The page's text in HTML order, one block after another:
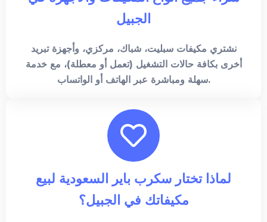
الجبيل
نشتري مكيفات سبليت، شباك، مركزي، وأجهزة تبريد
أخرى بكافة حالات التشغيل (تعمل أو معطلة)، مع خدمة
سهلة ومباشرة عبر الهاتف أو الواتساب.
لماذا تختار سكرب باير السعودية لبيع
مكيفاتك في الجبيل؟